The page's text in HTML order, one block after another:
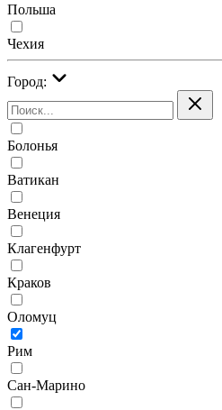
Польша
Чехия
Город:
Болонья
Ватикан
Венеция
Клагенфурт
Краков
Оломуц
Рим
Сан-Марино